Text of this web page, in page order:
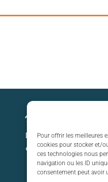
Pour offrir les meilleures
cookies pour stocker et/
ces technologies nous
navigation ou les ID
consentement peut avoir
Horaires
Du lundi au vendredi
de 8h30 à 12h30 et